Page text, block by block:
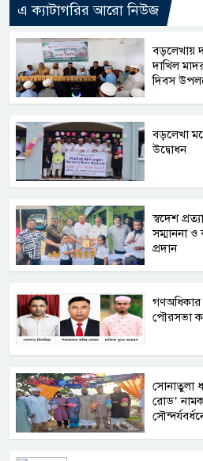
এ ক্যাটাগরির আরো নিউজ
বড়লেখায়
দাখিল
দিবস
বড়লেখা
উদ্বোধন
স্বদেশ
সম্মাননা ও
প্রদান
পৌরসভা
সোনাতুলা
রোড’